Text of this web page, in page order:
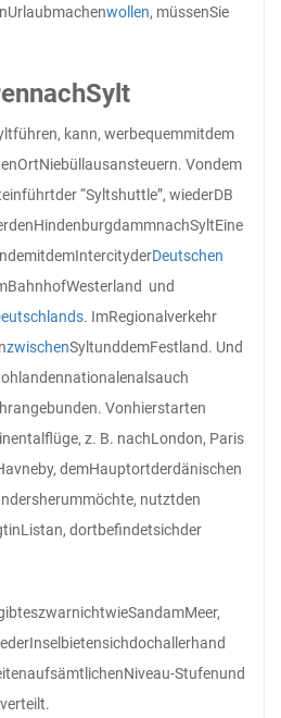
Urlaubmachenwollen, müssenSie
nachSylt
führen, kann, werbequemmitdem
OrtNiebüll ausansteuern. Vondem
führtder “Syltshuttle”, wiederDB
denHindenburgdammnachSyltEine
mitdemIntercityderDeutschen
BahnhofWesterland und
. ImRegionalverkehr
zwischenSyltunddemFestland. Und
andennationalenalsauch
angebunden. Vonhierstarten
z. B. nachLondon, Paris
demHauptortderdänischen
möchte, nutztden
inListan, dortbefindetsichder
eszwarnichtwieSandamMeer,
derInsel bietensichdochallerhand
aufsämtlichenNiveau-Stufenund
verteilt.